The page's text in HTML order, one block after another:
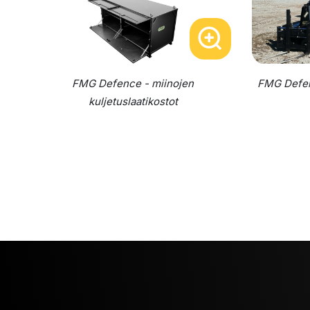
FMG Defence - miinojen
kuljetuslaatikostot
FMG